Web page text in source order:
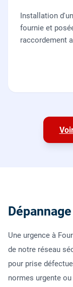
Installation
fournie et
raccordement
Une urgence à
de notre réseau
pour prise
normes urgente